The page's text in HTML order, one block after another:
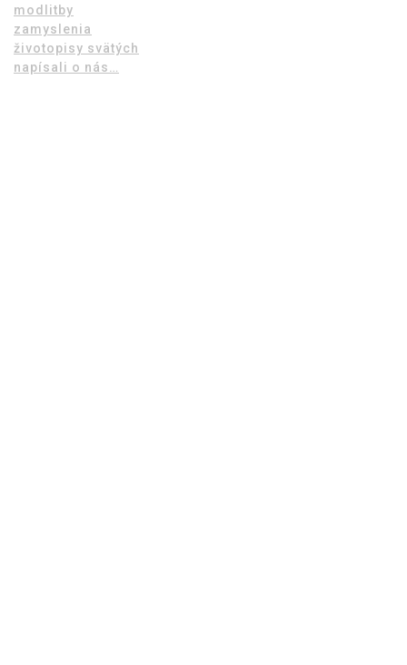
modlitby
zamyslenia
životopisy svätých
napísali o nás…